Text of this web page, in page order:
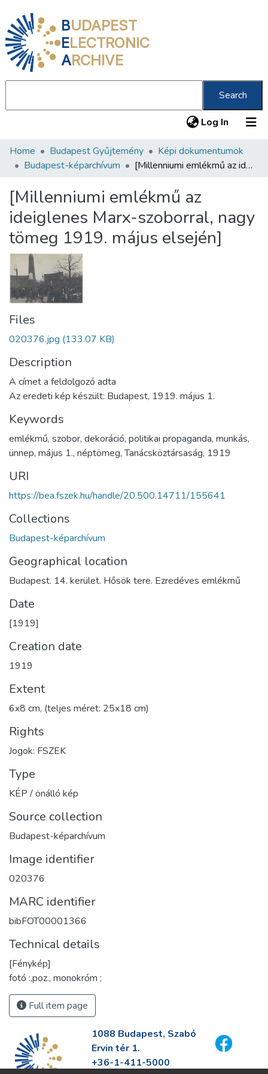
BUDAPEST
ELECTRONIC
ARCHIVE
Search
Log In (current)
Communities & Collections
Statistics
About us
Home Budapest Gyűjtemény
Képi dokumentumok
Budapest-képarchívum
[Millenniumi emlékmű az ideiglenes Marx-szoborral, nagy tömeg 1919. május elsején]
[Millenniumi emlékmű az
ideiglenes Marx-szoborral, nagy
tömeg 1919. május elsején]
Files
020376.jpg (133.07 KB)
Description
A címet a feldolgozó adta
Az eredeti kép készült: Budapest, 1919. május 1.
Keywords
emlékmű, szobor, dekoráció, politikai propaganda, munkás,
ünnep, május 1., néptömeg,Tanácsköztársaság, 1919
URI
https://bea.fszek.hu/handle/20.500.14711/155641
Collections
Budapest-képarchívum
Geographical location
Budapest. 14. kerület. Hősök tere. Ezredéves emlékmű
Date
[1919]
Creation date
1919
Extent
6x8 cm, (teljes méret: 25x18 cm)
Rights
Jogok: FSZEK
Type
KÉP / önálló kép
Source collection
Budapest-képarchívum
Image identifier
020376
MARC identifier
bibFOT00001366
Technical details
[Fénykép]
fotó :,poz., monokróm ;
Full item page
1088 Budapest, Szabó
Ervin tér 1.
+36-1-411-5000